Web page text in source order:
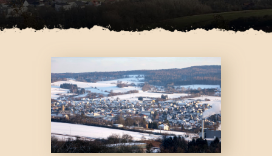
TERMINE
KONTAKT